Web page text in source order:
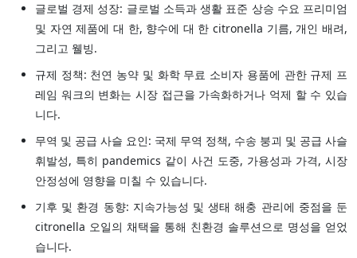
글로벌 경제 성장: 글로벌 소득과 생활 표준 상승 수요 프리미엄
및 자연 제품에 대 한, 향수에 대 한 citronella 기름, 개인 배려,
그리고 웰빙.
규제 정책: 천연 농약 및 화학 무료 소비자 용품에 관한 규제 프
레임 워크의 변화는 시장 접근을 가속화하거나 억제 할 수 있습
니다.
무역 및 공급 사슬 요인: 국제 무역 정책, 수송 붕괴 및 공급 사슬
휘발성, 특히 pandemics 같이 사건 도중, 가용성과 가격, 시장
안정성에 영향을 미칠 수 있습니다.
기후 및 환경 동향: 지속가능성 및 생태 해충 관리에 중점을 둔
citronella 오일의 채택을 통해 친환경 솔루션으로 명성을 얻었
습니다.